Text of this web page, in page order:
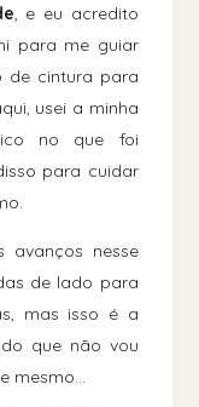
, e eu acredito
para me guiar
de cintura para
usei a minha
no que foi
para cuidar
avanços nesse
de lado para
mas isso é a
que não vou
mesmo...